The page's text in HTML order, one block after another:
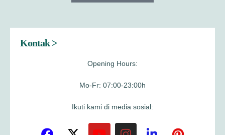
Kontak >
Opening Hours:
Mo-Fr: 07:00-23:00h
Ikuti kami di media sosial: